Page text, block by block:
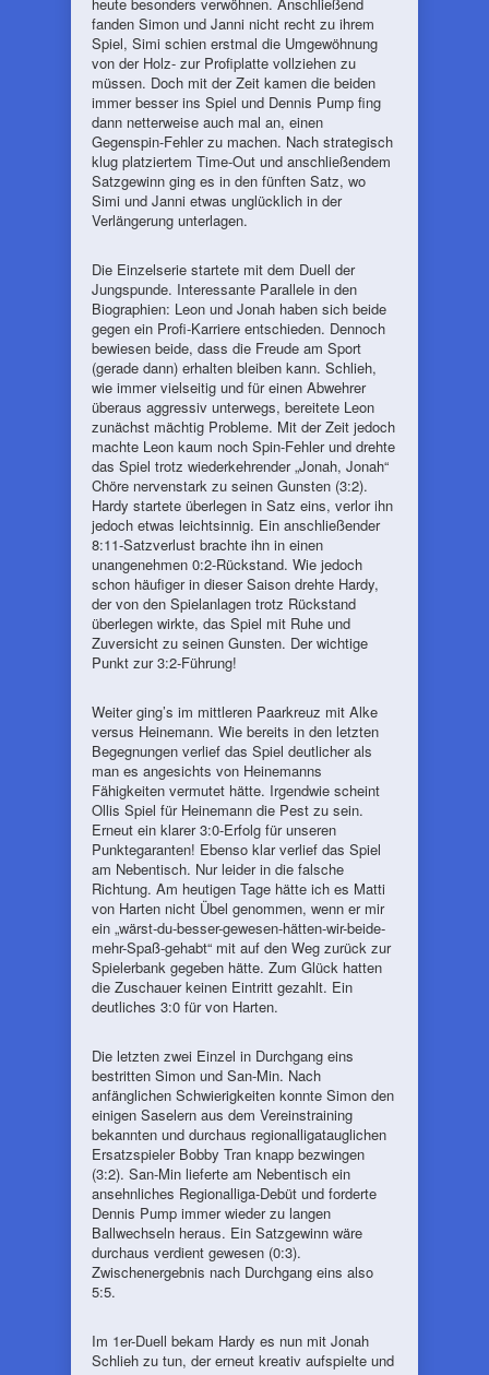
fanden Simon und Janni nicht recht zu ihrem
Spiel, Simi schien erstmal die Umgewöhnung
von der Holz- zur Profiplatte vollziehen zu
müssen. Doch mit der Zeit kamen die beiden
immer besser ins Spiel und Dennis Pump fing
dann netterweise auch mal an, einen
Gegenspin-Fehler zu machen. Nach strategisch
klug platziertem Time-Out und anschließendem
Satzgewinn ging es in den fünften Satz, wo
Simi und Janni etwas unglücklich in der
Verlängerung unterlagen.
Die Einzelserie startete mit dem Duell der
Jungspunde. Interessante Parallele in den
Biographien: Leon und Jonah haben sich beide
gegen ein Profi-Karriere entschieden. Dennoch
bewiesen beide, dass die Freude am Sport
(gerade dann) erhalten bleiben kann. Schlieh,
wie immer vielseitig und für einen Abwehrer
überaus aggressiv unterwegs, bereitete Leon
zunächst mächtig Probleme. Mit der Zeit jedoch
machte Leon kaum noch Spin-Fehler und drehte
das Spiel trotz wiederkehrender „Jonah, Jonah“
Chöre nervenstark zu seinen Gunsten (3:2).
Hardy startete überlegen in Satz eins, verlor ihn
jedoch etwas leichtsinnig. Ein anschließender
8:11-Satzverlust brachte ihn in einen
unangenehmen 0:2-Rückstand. Wie jedoch
schon häufiger in dieser Saison drehte Hardy,
der von den Spielanlagen trotz Rückstand
überlegen wirkte, das Spiel mit Ruhe und
Zuversicht zu seinen Gunsten. Der wichtige
Punkt zur 3:2-Führung!
Weiter ging’s im mittleren Paarkreuz mit Alke
versus Heinemann. Wie bereits in den letzten
Begegnungen verlief das Spiel deutlicher als
man es angesichts von Heinemanns
Fähigkeiten vermutet hätte. Irgendwie scheint
Ollis Spiel für Heinemann die Pest zu sein.
Erneut ein klarer 3:0-Erfolg für unseren
Punktegaranten! Ebenso klar verlief das Spiel
am Nebentisch. Nur leider in die falsche
Richtung. Am heutigen Tage hätte ich es Matti
von Harten nicht Übel genommen, wenn er mir
ein „wärst-du-besser-gewesen-hätten-wir-beide-
mehr-Spaß-gehabt“ mit auf den Weg zurück zur
Spielerbank gegeben hätte. Zum Glück hatten
die Zuschauer keinen Eintritt gezahlt. Ein
deutliches 3:0 für von Harten.
Die letzten zwei Einzel in Durchgang eins
bestritten Simon und San-Min. Nach
anfänglichen Schwierigkeiten konnte Simon den
einigen Saselern aus dem Vereinstraining
bekannten und durchaus regionalligatauglichen
Ersatzspieler Bobby Tran knapp bezwingen
(3:2). San-Min lieferte am Nebentisch ein
ansehnliches Regionalliga-Debüt und forderte
Dennis Pump immer wieder zu langen
Ballwechseln heraus. Ein Satzgewinn wäre
durchaus verdient gewesen (0:3).
Zwischenergebnis nach Durchgang eins also
5:5.
Im 1er-Duell bekam Hardy es nun mit Jonah
Schlieh zu tun, der erneut kreativ aufspielte und